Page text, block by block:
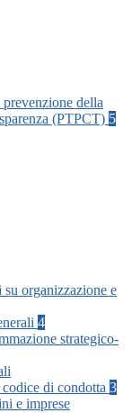
della
(PTPCT) 5
organizzazione e
4
strategico-
di condotta 3
e imprese